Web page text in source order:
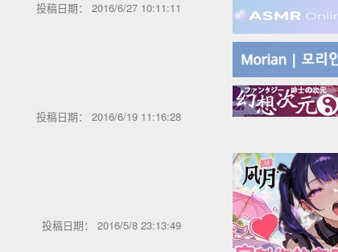
投稿日期： 2016/6/27 10:11:11
投稿日期： 2016/6/19 11:16:28
投稿日期： 2016/5/8 23:13:49